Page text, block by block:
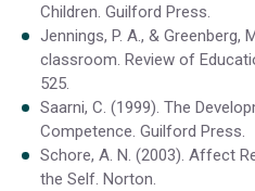
Children. Guilford Press.
Jennings, P. A., & Greenberg,
classroom. Review of
525.
Saarni, C. (1999). The
Competence. Guilford Press.
Schore, A. N. (2003). Affect
the Self. Norton.